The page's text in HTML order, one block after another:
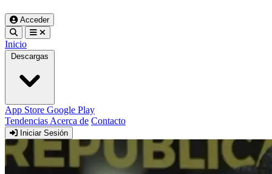
Acceder
Inicio
Descargas
App Store Google Play
Tendencias Acerca de Contacto
Iniciar Sesión